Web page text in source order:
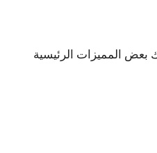
بعض المميزات الرئيسية